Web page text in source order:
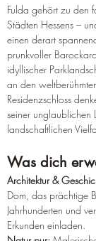
Fulda gehört zu den
Städten Hessens –
einen derart
prunkvoller
idyllischer
an den
Residenzschloss
seiner unglaublichen
landschaftlichen
Was dich
Architektur &
Dom, das prächtige
Jahrhunderten und
Erkunden einladen.